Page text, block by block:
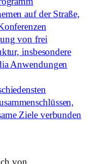
auf der Straße,
von frei
insbesondere
Anwendungen
Ziele verbunden